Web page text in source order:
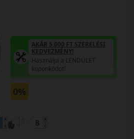
AKÁR 5.000 FT SZERELÉSI
KEDVEZMÉNY!
Használja a LENDÜLET
kuponkódot!
0%